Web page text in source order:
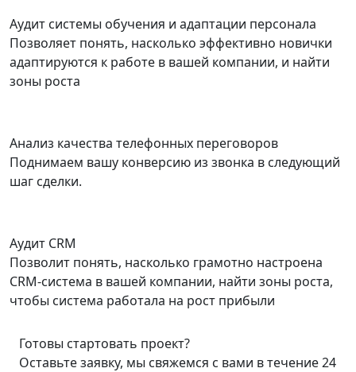
Аудит системы обучения и адаптации персонала
Позволяет понять, насколько эффективно новички
адаптируются к работе в вашей компании, и найти
зоны роста
Анализ качества телефонных переговоров
Поднимаем вашу конверсию из звонка в следующий
шаг сделки.
Аудит CRM
Позволит понять, насколько грамотно настроена
CRM-система в вашей компании, найти зоны роста,
чтобы система работала на рост прибыли
Готовы стартовать проект?
Оставьте заявку, мы свяжемся с вами в течение 24